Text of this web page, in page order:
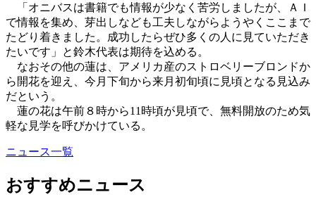
「オニバスは書籍でも情報が少なく苦労しましたが、ＡＩ
で情報を集め、芽出しなども工夫しながらようやくここまで
たどり着きました。成功したらぜひ多くの人に見ていただき
たいです」と鈴木代表は期待を込める。
なおその他の蓮は、アメリカ産のストロベリーブロンドか
ら開花を迎え、今月下旬から来月初旬頃に見頃となる見込み
だという。
蓮の花は午前８時から11時頃が見頃で、無料開放のため気
軽な見学を呼びかけている。
ニュース一覧
おすすめニュース